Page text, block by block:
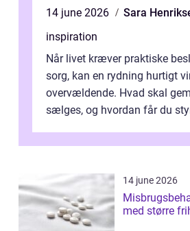
14 june 2026
Sara
inspiration
Når livet kræver praktiske
sorg, kan en rydning hurtigt
overvældende. Hvad skal
sælges, og hvordan får du
14 june 2026
Misbrugsbehandling
med større